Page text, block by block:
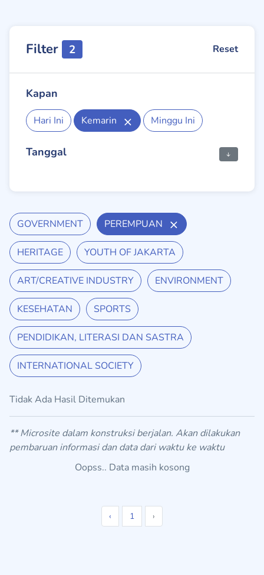
Filter 2 Reset
Kapan
Hari Ini Kemarin Minggu Ini
Tanggal
GOVERNMENT PEREMPUAN
HERITAGE YOUTH OF JAKARTA
ART/CREATIVE INDUSTRY ENVIRONMENT
KESEHATAN SPORTS
PENDIDIKAN, LITERASI DAN SASTRA
INTERNATIONAL SOCIETY
Tidak Ada Hasil Ditemukan
** Microsite dalam konstruksi berjalan. Akan dilakukan
pembaruan informasi dan data dari waktu ke waktu
Oopss.. Data masih kosong
‹ 1 ›